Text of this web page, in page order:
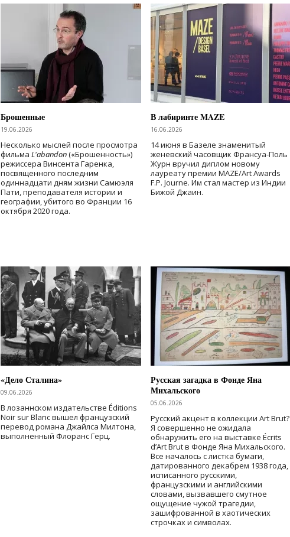
Брошенные
19.06.2026
Несколько мыслей после просмотра
фильма L'abandon(«Брошенность»)
режиссера Винсента Гаренка,
посвященного последним
одиннадцати дням жизни Самюэля
Пати, преподавателя истории и
географии, убитого во Франции 16
октября 2020 года.
В лабиринте MAZE
16.06.2026
14 июня в Базеле знаменитый
женевский часовщик Франсуа-Поль
Журн вручил диплом новому
лауреату премии MAZE/Art Awards
F.P. Journe. Им стал мастер из Индии
Бижой Джаин.
«Дело Сталина»
09.06.2026
В лозаннском издательстве Éditions
Noir sur Blanc вышел французский
перевод романа Джайлса Милтона,
выполненный Флоранс Герц.
Русская загадка в Фонде Яна
Михальского
05.06.2026
Русский акцент в коллекции Art Brut?
Я совершенно не ожидала
обнаружить его на выставке Écrits
d’Art Brut в Фонде Яна Михальского.
Все началось с листка бумаги,
датированного декабрем 1938 года,
исписанного русскими,
французскими и английскими
словами, вызвавшего смутное
ощущение чужой трагедии,
зашифрованной в хаотических
строчках и символах.